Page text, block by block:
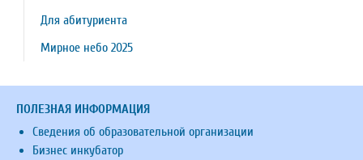
Для абитуриента
Мирное небо 2025
ПОЛЕЗНАЯ ИНФОРМАЦИЯ
Сведения об образовательной организации
Бизнес инкубатор